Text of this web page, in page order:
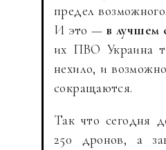
предел
И это — в лучшем
их ПВО Украина
нехило, и
сокращаются.
Так что сегодня
250 дронов, а